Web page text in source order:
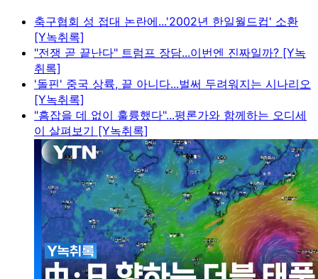
축구협회 성 접대 논란에...'2002년 한일월드컵' 소환
[Y녹취록]
"전쟁 곧 끝난다" 트럼프 장담...이번엔 진짜일까? [Y녹
취록]
'돌핀' 중국 상륙, 끝 아니다...벌써 두려워지는 시나리오
[Y녹취록]
"흠잡을 데 없이 훌륭했다"...평론가와 함께하는 오디세
이 살펴보기 [Y녹취록]